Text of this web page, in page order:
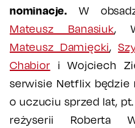
nominacje. W
Mateusz Banasiuk,
Mateusz Damięcki,
Chabior i Wojciech
serwisie Netflix będzie
o uczuciu sprzed lat,
reżyserii Roberta